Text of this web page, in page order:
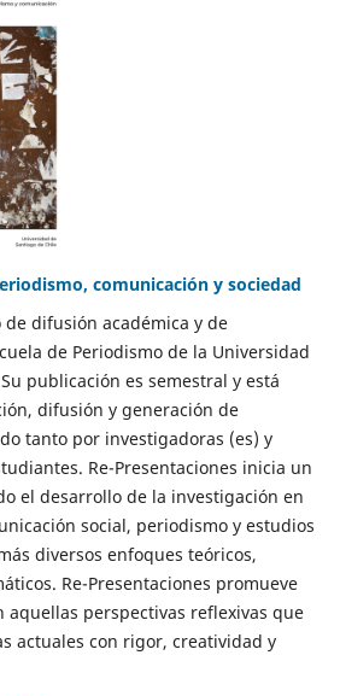
comunicación y sociedad
difusión académica y de
de Periodismo de la Universidad
publicación es semestral y está
difusión y generación de
tanto por investigadoras (es) y
Re-Presentaciones inicia un
el desarrollo de la investigación en
social, periodismo y estudios
diversos enfoques teóricos,
Re-Presentaciones promueve
aquellas perspectivas reflexivas que
actuales con rigor, creatividad y